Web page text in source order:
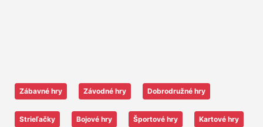
Zábavné hry Závodné hry Dobrodružné hry
Strieľačky Bojové hry Športové hry Kartové hry